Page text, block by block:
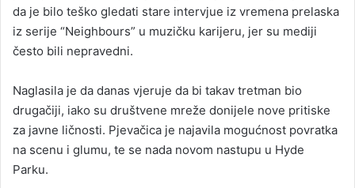
da je bilo teško gledati stare intervjue iz vremena prelaska
iz serije “Neighbours” u muzičku karijeru, jer su mediji
često bili nepravedni.
Naglasila je da danas vjeruje da bi takav tretman bio
drugačiji, iako su društvene mreže donijele nove pritiske
za javne ličnosti. Pjevačica je najavila mogućnost povratka
na scenu i glumu, te se nada novom nastupu u Hyde
Parku.